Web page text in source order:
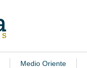
Medio Oriente